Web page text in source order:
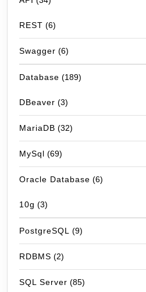
REST (6)
Swagger (6)
Database (189)
DBeaver (3)
MariaDB (32)
MySql (69)
Oracle Database (6)
10g (3)
PostgreSQL (9)
RDBMS (2)
SQL Server (85)